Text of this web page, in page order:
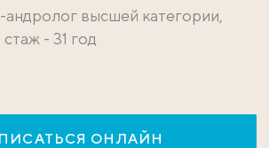
андролог высшей категории,
- 31 год
ОНЛАЙН